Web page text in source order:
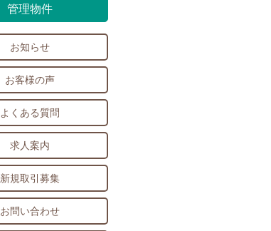
管理物件
お知らせ
お客様の声
よくある質問
求人案内
新規取引募集
お問い合わせ